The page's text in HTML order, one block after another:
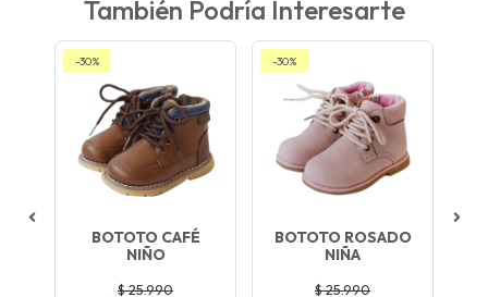
También Podría Interesarte
-30%
BOTOTO CAFÉ
NIÑO
$ 25.990
-30%
BOTOTO ROSADO
NIÑA
$ 25.990